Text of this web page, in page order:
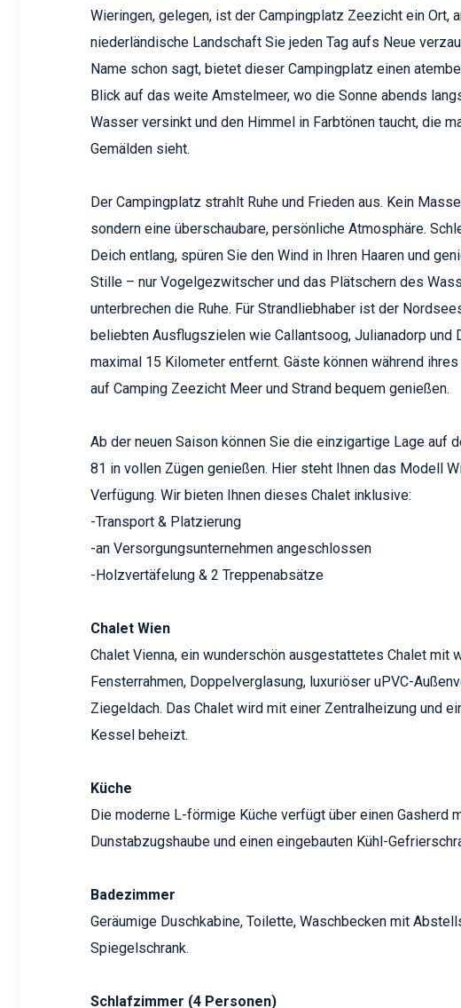
Wieringen, gelegen, ist der Campingplatz Zeezicht ein Ort,
niederländische Landschaft Sie jeden Tag aufs Neue
Name schon sagt, bietet dieser Campingplatz einen
Blick auf das weite Amstelmeer, wo die Sonne abends
Wasser versinkt und den Himmel in Farbtönen taucht, die
Gemälden sieht.
Der Campingplatz strahlt Ruhe und Frieden aus. Kein
sondern eine überschaubare, persönliche Atmosphäre.
Deich entlang, spüren Sie den Wind in Ihren Haaren und
Stille – nur Vogelgezwitscher und das Plätschern des
unterbrechen die Ruhe. Für Strandliebhaber ist der
beliebten Ausflugszielen wie Callantsoog, Julianadorp und
maximal 15 Kilometer entfernt. Gäste können während
auf Camping Zeezicht Meer und Strand bequem genießen.
Ab der neuen Saison können Sie die einzigartige Lage auf
81 in vollen Zügen genießen. Hier steht Ihnen das Modell
Verfügung. Wir bieten Ihnen dieses Chalet inklusive:
-Transport & Platzierung
-an Versorgungsunternehmen angeschlossen
-Holzvertäfelung & 2 Treppenabsätze
Chalet Wien
Chalet Vienna, ein wunderschön ausgestattetes Chalet mit
Fensterrahmen, Doppelverglasung, luxuriöser uPVC-
Ziegeldach. Das Chalet wird mit einer Zentralheizung und
Kessel beheizt.
Küche
Die moderne L-förmige Küche verfügt über einen Gasherd
Dunstabzugshaube und einen eingebauten Kühl-
Badezimmer
Geräumige Duschkabine, Toilette, Waschbecken mit
Spiegelschrank.
Schlafzimmer (4 Personen)